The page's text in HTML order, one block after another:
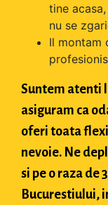
tine
nu se
Il montam
Suntem atenti
asiguram ca
oferi toata
nevoie. Ne
si pe o raza de
Bucurestiului,